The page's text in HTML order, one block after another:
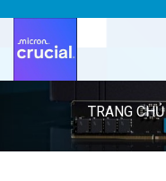
content
TRANG CHỦ